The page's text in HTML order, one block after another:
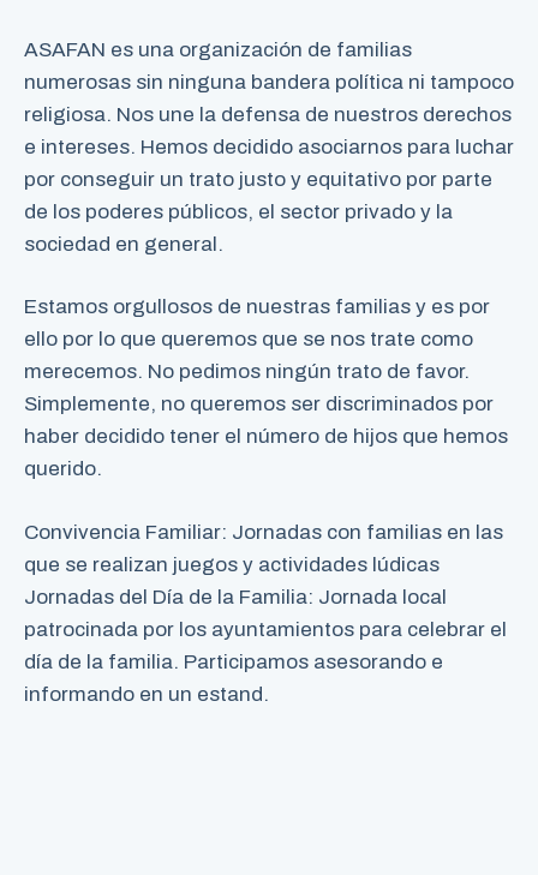
ASAFAN es una organización de familias
numerosas sin ninguna bandera política ni tampoco
religiosa. Nos une la defensa de nuestros derechos
e intereses. Hemos decidido asociarnos para luchar
por conseguir un trato justo y equitativo por parte
de los poderes públicos, el sector privado y la
sociedad en general.
Estamos orgullosos de nuestras familias y es por
ello por lo que queremos que se nos trate como
merecemos. No pedimos ningún trato de favor.
Simplemente, no queremos ser discriminados por
haber decidido tener el número de hijos que hemos
querido.
Convivencia Familiar: Jornadas con familias en las
que se realizan juegos y actividades lúdicas
Jornadas del Día de la Familia: Jornada local
patrocinada por los ayuntamientos para celebrar el
día de la familia. Participamos asesorando e
informando en un estand.